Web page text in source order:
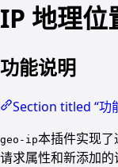
IP 地理位
功能说明
Section titled “功
geo-ip本插件实现
请求属性和新添加的